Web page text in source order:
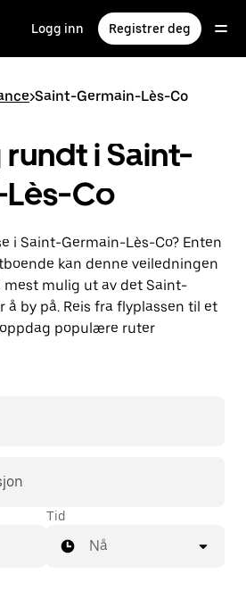
Logg inn Registrer deg
>Saint-Germain-Lès-Co
i Saint-
Co
i Saint-Germain-Lès-Co? Enten
kan denne veiledningen
mest mulig ut av det Saint-
å by på. Reis fra flyplassen til et
populære ruter
Tid
Nå